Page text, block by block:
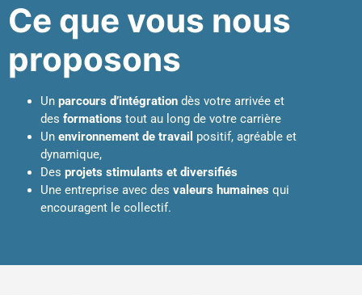
Ce que vous nous
proposons
Un parcours d’intégration dès votre arrivée et
des formations tout au long de votre carrière
Un environnement de travail positif, agréable et
dynamique,
Des projets stimulants et diversifiés
Une entreprise avec des valeurs humaines qui
encouragent le collectif.